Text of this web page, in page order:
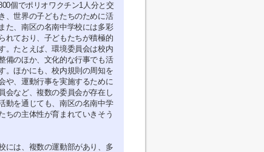
個でポリオワクチン1人分と交
、世界の子どもたちのために活
た、南区の名南中学校には多彩
れており、子どもたちが積極的
。たとえば、環境委員会は校内
備のほか、文化的な行事でも活
。ほかにも、校内規則の周知を
や、運動行事を実施するために
会など、複数の委員会が存在し
動を通じても、南区の名南中学
ちの主体性が育まれていきそう
には、複数の運動部があり、多